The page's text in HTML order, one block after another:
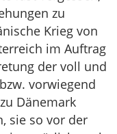
zu
Krieg von
im Auftrag
der voll und
vorwiegend
Dänemark
sie so vor der